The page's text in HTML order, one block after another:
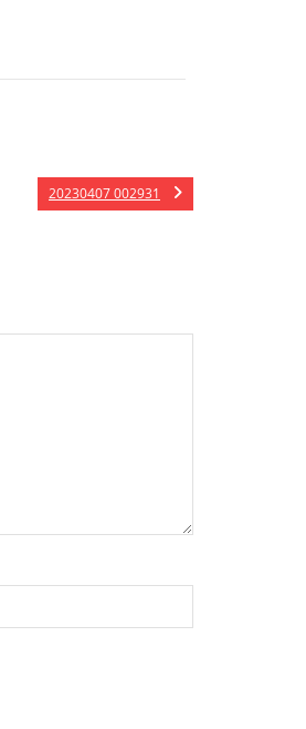
20230407 002931